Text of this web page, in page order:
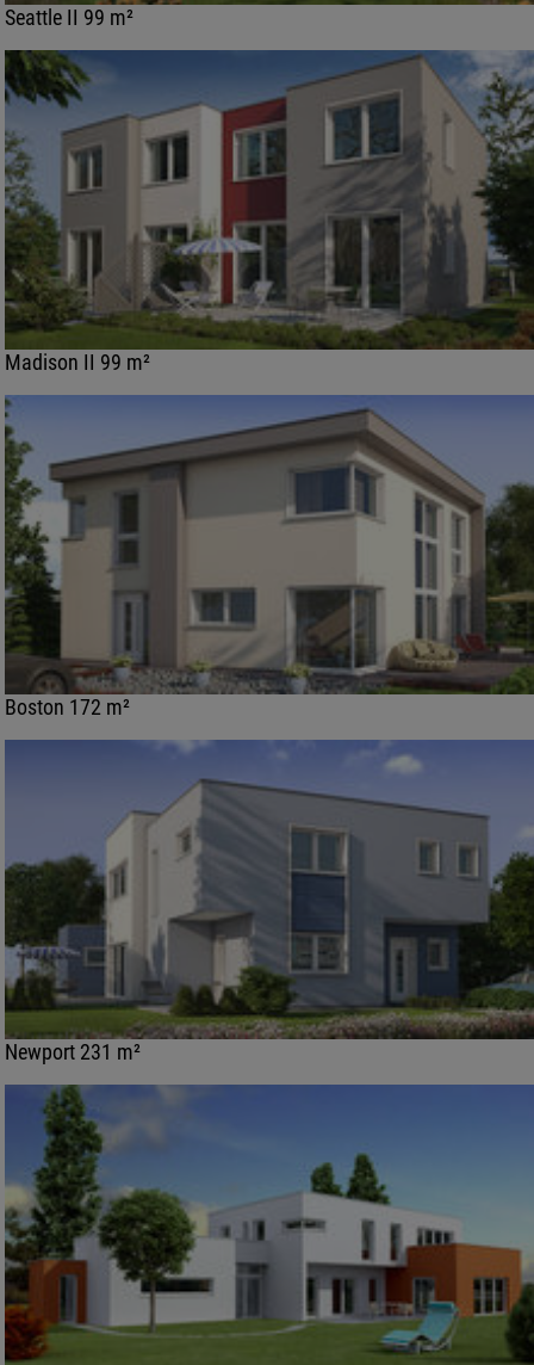
Seattle II 99 m²
Madison II 99 m²
Boston 172 m²
Newport 231 m²